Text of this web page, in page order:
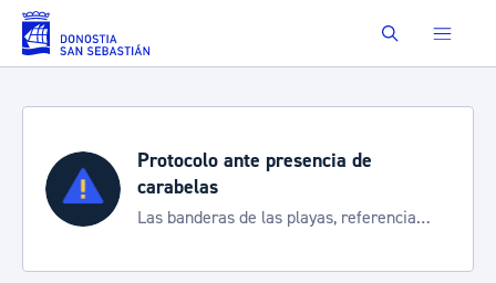
Saltar al contenido principal Buscar
Protocolo ante presencia de
carabelas
Las banderas de las playas, referencia